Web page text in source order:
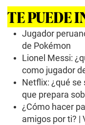
o
f
0
TE PUEDE
Jugador
de Pokémon
Lionel Messi:
como jugador
Netflix: ¿qué se
que prepara
¿Cómo hacer
amigos por ti? |